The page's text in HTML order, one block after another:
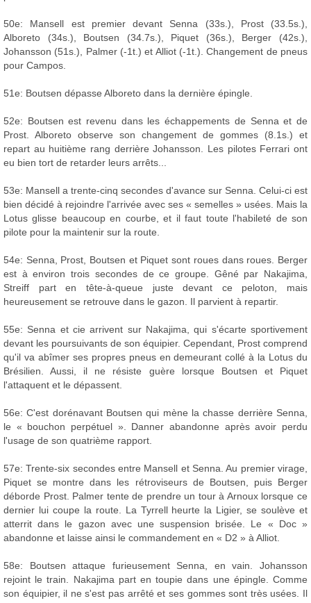
50e: Mansell est premier devant Senna (33s.), Prost (33.5s.),
Alboreto (34s.), Boutsen (34.7s.), Piquet (36s.), Berger (42s.),
Johansson (51s.), Palmer (-1t.) et Alliot (-1t.). Changement de pneus
pour Campos.
51e: Boutsen dépasse Alboreto dans la dernière épingle.
52e: Boutsen est revenu dans les échappements de Senna et de
Prost. Alboreto observe son changement de gommes (8.1s.) et
repart au huitième rang derrière Johansson. Les pilotes Ferrari ont
eu bien tort de retarder leurs arrêts...
53e: Mansell a trente-cinq secondes d'avance sur Senna. Celui-ci est
bien décidé à rejoindre l'arrivée avec ses « semelles » usées. Mais la
Lotus glisse beaucoup en courbe, et il faut toute l'habileté de son
pilote pour la maintenir sur la route.
54e: Senna, Prost, Boutsen et Piquet sont roues dans roues. Berger
est à environ trois secondes de ce groupe. Gêné par Nakajima,
Streiff part en tête-à-queue juste devant ce peloton, mais
heureusement se retrouve dans le gazon. Il parvient à repartir.
55e: Senna et cie arrivent sur Nakajima, qui s'écarte sportivement
devant les poursuivants de son équipier. Cependant, Prost comprend
qu'il va abîmer ses propres pneus en demeurant collé à la Lotus du
Brésilien. Aussi, il ne résiste guère lorsque Boutsen et Piquet
l'attaquent et le dépassent.
56e: C'est dorénavant Boutsen qui mène la chasse derrière Senna,
le « bouchon perpétuel ». Danner abandonne après avoir perdu
l'usage de son quatrième rapport.
57e: Trente-six secondes entre Mansell et Senna. Au premier virage,
Piquet se montre dans les rétroviseurs de Boutsen, puis Berger
déborde Prost. Palmer tente de prendre un tour à Arnoux lorsque ce
dernier lui coupe la route. La Tyrrell heurte la Ligier, se soulève et
atterrit dans le gazon avec une suspension brisée. Le « Doc »
abandonne et laisse ainsi le commandement en « D2 » à Alliot.
58e: Boutsen attaque furieusement Senna, en vain. Johansson
rejoint le train. Nakajima part en toupie dans une épingle. Comme
son équipier, il ne s'est pas arrêté et ses gommes sont très usées. Il